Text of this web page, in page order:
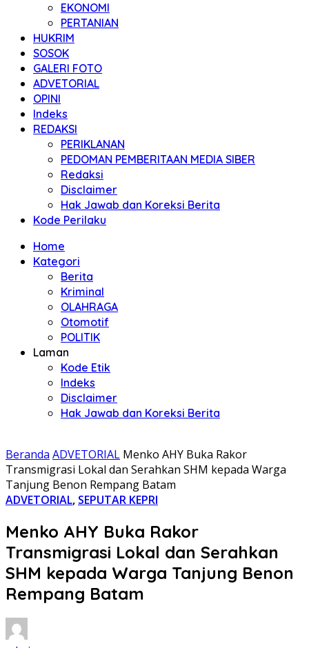
EKONOMI
PERTANIAN
HUKRIM
SOSOK
GALERI FOTO
ADVETORIAL
OPINI
Indeks
REDAKSI
PERIKLANAN
PEDOMAN PEMBERITAAN MEDIA SIBER
Redaksi
Disclaimer
Hak Jawab dan Koreksi Berita
Kode Perilaku
Home
Kategori
Berita
Kriminal
OLAHRAGA
Otomotif
POLITIK
Laman
Kode Etik
Indeks
Disclaimer
Hak Jawab dan Koreksi Berita
Beranda ADVETORIAL Menko AHY Buka Rakor
Transmigrasi Lokal dan Serahkan SHM kepada Warga
Tanjung Benon Rempang Batam
ADVETORIAL, SEPUTAR KEPRI
Menko AHY Buka Rakor
Transmigrasi Lokal dan Serahkan
SHM kepada Warga Tanjung Benon
Rempang Batam